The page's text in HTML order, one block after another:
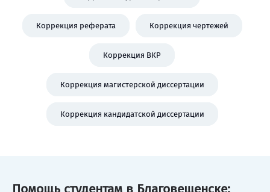
Коррекция реферата Коррекция чертежей
Коррекция ВКР
Коррекция магистерской диссертации
Коррекция кандидатской диссертации